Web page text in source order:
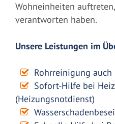
Wohneinheiten
verantworten haben.
Unsere Leistungen im
Rohrreinigung
Sofort-Hilfe bei
(Heizungsnotdienst)